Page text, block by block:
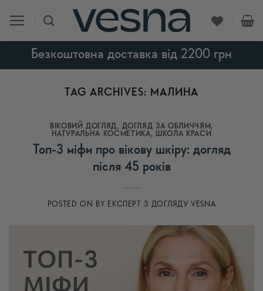
content
Безкоштовна доставка від 2200 грн
TAG ARCHIVES: МАЛИНА
ВІКОВИЙ ДОГЛЯД, ДОГЛЯД ЗА ОБЛИЧЧЯМ ,
НАТУРАЛЬНА КОСМЕТИКА, ШКОЛА КРАСИ
Топ-3 міфи про вікову шкіру: догляд
після 45 років
POSTED ON BY ЕКСПЕРТ З ДОГЛЯДУ VESNA